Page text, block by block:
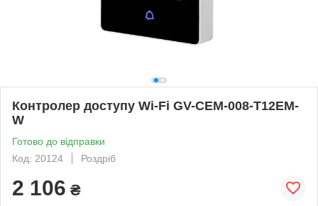
Контролер доступу Wi-Fi GV-CEM-008-T12EM-
W
Готово до відправки
Код: 20124
Роздріб
2 106 ₴